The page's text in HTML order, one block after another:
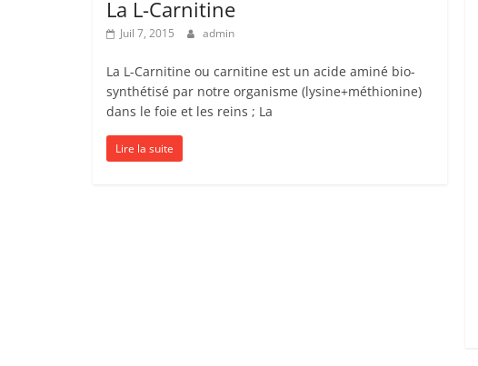
La L-Carnitine
Juil 7, 2015 admin
La L-Carnitine ou carnitine est un acide aminé bio-
synthétisé par notre organisme (lysine+méthionine)
dans le foie et les reins ; La
Lire la suite